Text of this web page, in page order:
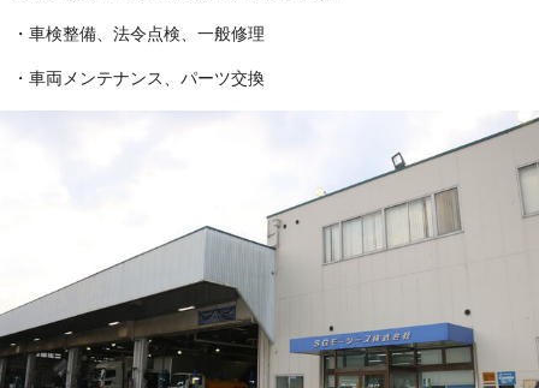
・車検整備、法令点検、一般修理
・車両メンテナンス、パーツ交換